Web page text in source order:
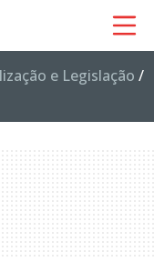
e Legislação /